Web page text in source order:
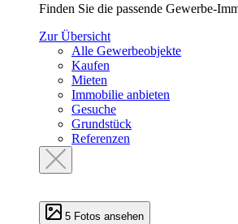
Finden Sie die passende Gewerbe-
Zur Übersicht
Alle Gewerbeobjekte
Kaufen
Mieten
Immobilie anbieten
Gesuche
Grundstück
Referenzen
5 Fotos ansehen